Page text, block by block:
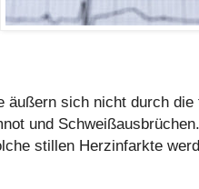
äußern sich nicht durch
und
stillen Herzinfarkte